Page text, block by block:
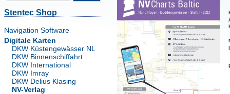
Stentec Shop
Navigation Software
Digitale Karten
DKW Küstengewässer NL
DKW Binnenschiffahrt
DKW International
DKW Imray
DKW Delius Klasing
NV-Verlag